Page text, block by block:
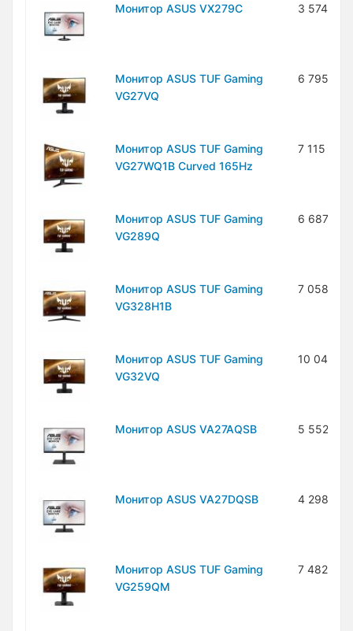
Монитор ASUS VX279C 3 574
Монитор ASUS TUF Gaming
VG27VQ
6 795
Монитор ASUS TUF Gaming
VG27WQ1B Curved 165Hz
7 115 700
Монитор ASUS TUF Gaming
VG289Q
6 687
Монитор ASUS TUF Gaming
VG328H1B
7 058
Монитор ASUS TUF Gaming
VG32VQ
10 048
Монитор ASUS VA27AQSB 5 552
Монитор ASUS VA27DQSB 4 298
Монитор ASUS TUF Gaming
VG259QM
7 482